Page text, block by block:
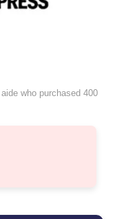
who purchased 400